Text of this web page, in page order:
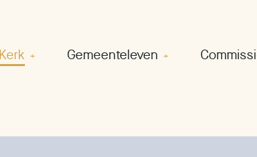
Kerk Gemeenteleven